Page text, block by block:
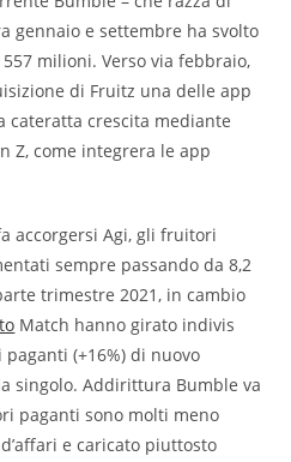
gennaio e settembre ha svolto
milioni. Verso via febbraio,
di Fruitz una delle app
crescita mediante
Z, come integrera le app
accorgersi Agi, gli fruitori
sempre passando da 8,2
trimestre 2021, in cambio
Match hanno girato indivis
(+16%) di nuovo
singolo. Addirittura Bumble va
paganti sono molti meno
e caricato piuttosto